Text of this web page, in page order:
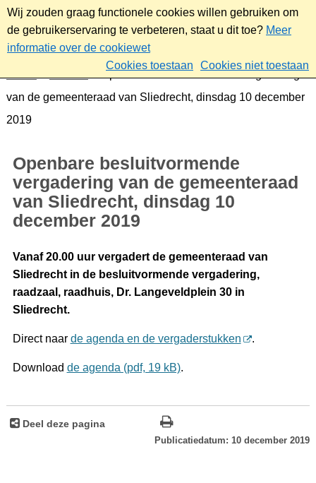
Wij zouden graag functionele cookies willen gebruiken om
de gebruikerservaring te verbeteren, staat u dit toe? Meer
informatie over de cookiewet
Cookies toestaan
Cookies niet toestaan
Openbare besluitvormende vergadering
van de gemeenteraad van Sliedrecht, dinsdag 10 december
2019
Openbare besluitvormende
vergadering van de gemeenteraad
van Sliedrecht, dinsdag 10
december 2019
Vanaf 20.00 uur vergadert de gemeenteraad van
Sliedrecht in de besluitvormende vergadering,
raadzaal, raadhuis, Dr. Langeveldplein 30 in
Sliedrecht.
Direct naar de agenda en de vergaderstukken .
Download de agenda (pdf, 19 kB).
Deel deze pagina
Publicatiedatum: 10 december 2019